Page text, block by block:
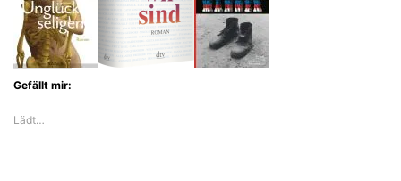
Gefällt mir:
Lädt…